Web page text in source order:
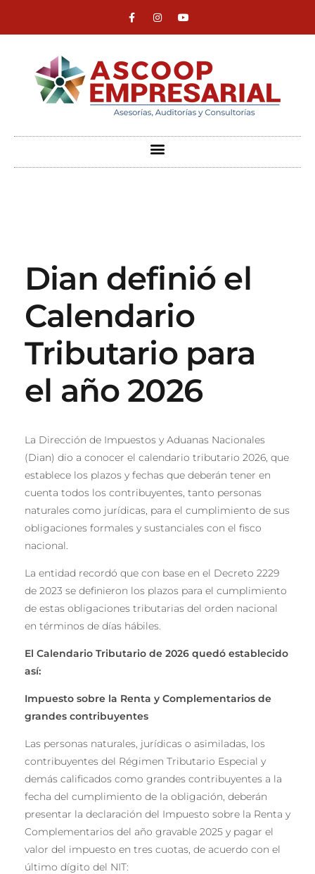
Dian definió el
Calendario
Tributario para
el año 2026
La Dirección de Impuestos y Aduanas Nacionales
(Dian) dio a conocer el calendario tributario 2026, que
establece los plazos y fechas que deberán tener en
cuenta todos los contribuyentes, tanto personas
naturales como jurídicas, para el cumplimiento de sus
obligaciones formales y sustanciales con el fisco
nacional.
​​La entidad recordó que con base en el Decreto 2229
de 2023 se definieron los plazos para el cumplimiento
de estas obligaciones tributarias del orden nacional
en términos de días hábiles.
El Calendario Tributario de 2026 quedó establecido
así:
Impuesto sobre la Renta y Complementarios de
grandes contribuyentes
Las personas naturales, jurídicas o asimiladas, los
contribuyentes del Régimen Tributario Especial y
demás calificados como grandes contribuyentes a la
fecha del cumplimiento de la obligación, deberán
presentar la declaración del Impuesto sobre la Renta y
Complementarios del año gravable 2025 y pagar el
valor del impuesto en tres cuotas, de acuerdo con el
último dígito del NIT: